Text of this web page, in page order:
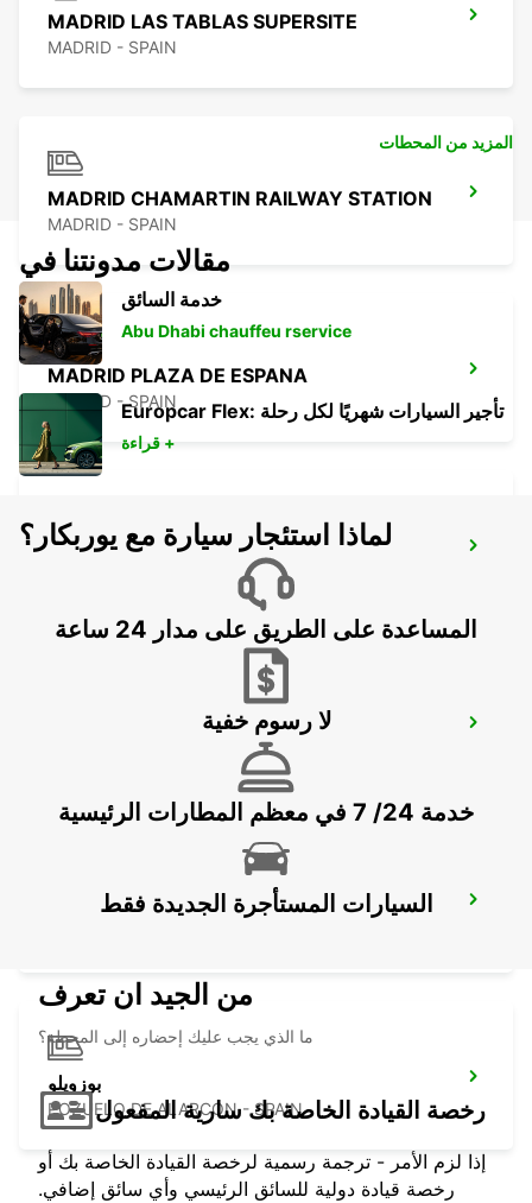
MADRID LAS TABLAS SUPERSITE
MADRID - SPAIN
MADRID CHAMARTIN RAILWAY STATION
MADRID - SPAIN
MADRID PLAZA DE ESPANA
MADRID - SPAIN
MADRID ATOCHA MAIN STATION
TORREJON DE ARDOZ
TORREJON DE ARDOZ - SPAIN
TRES CANTOS
بوزويلو
POZUELO DE ALARCON - SPAIN
المزيد من المحطات
مقالات مدونتنا في
خدمة السائق
Abu Dhabi chauffeu rservice
Europcar Flex: تأجير السيارات شهريًا لكل رحلة
قراءة +
لماذا استئجار سيارة مع يوربكار؟
المساعدة على الطريق على مدار 24 ساعة
لا رسوم خفية
خدمة 24/ 7 في معظم المطارات الرئيسية
السيارات المستأجرة الجديدة فقط
من الجيد ان تعرف
ما الذي يجب عليك إحضاره إلى المحطة؟
رخصة القيادة الخاصة بك سارية المفعول
إذا لزم الأمر - ترجمة رسمية لرخصة القيادة الخاصة بك أو
رخصة قيادة دولية للسائق الرئيسي وأي سائق إضافي.